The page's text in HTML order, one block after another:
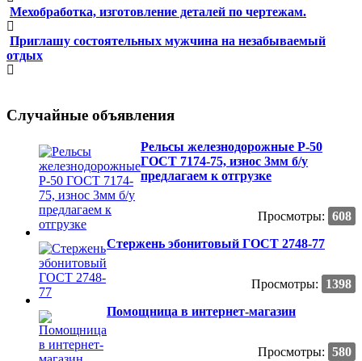
Мехобработка, изготовление деталей по чертежам.
Приглашу состоятельных мужчина на незабываемый
отдых
Случайные объявления
Рельсы железнодорожные Р-50
ГОСТ 7174-75, износ 3мм б/у
предлагаем к отгрузке
Просмотры: 608
Стержень эбонитовый ГОСТ 2748-77
Просмотры:
1398
Помощница в интернет-магазин
Просмотры: 580